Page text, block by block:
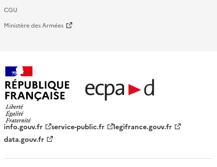
CGU
Ministère des Armées
française - ECPAD
info.gouv.fr service-public.fr
legifrance.gouv.fr
data.gouv.fr